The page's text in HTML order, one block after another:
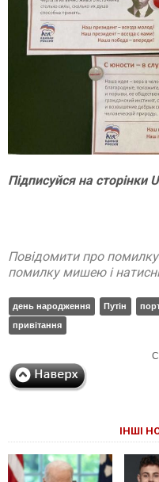
Підписуйся на сторінки
Повідомити про помилку
помилку мишею і
день народження Путін
привітання
ІНШІ